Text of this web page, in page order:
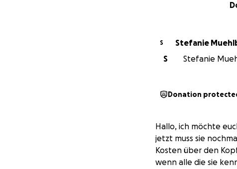
S Stefanie
S
Stefanie
Donation
Hallo, ich möchte
jetzt muss sie
Kosten über den
wenn alle die sie